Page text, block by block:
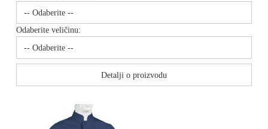
Odaberite veličinu:
Detalji o proizvodu